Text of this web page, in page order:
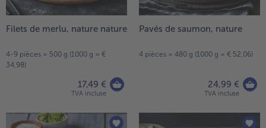
Filets de merlu, nature nature
4-9 pièces = 500 g (1000 g = €
34,98)
17,49 €
TVA incluse
Pavés de saumon, nature
4 pièces = 480 g (1000 g = € 52,06)
24,99 €
TVA incluse